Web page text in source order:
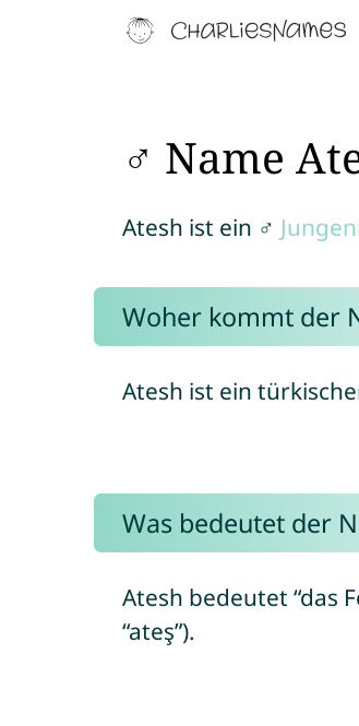
♂ Name
Atesh ist ein ♂
Woher kommt der
Atesh ist ein
Was bedeutet der
Atesh bedeutet “das
“ateş”).